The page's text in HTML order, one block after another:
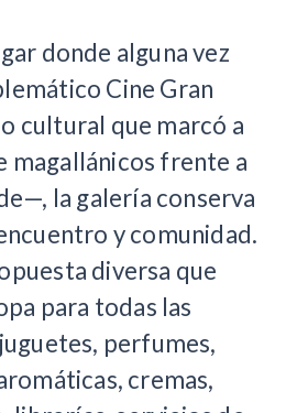
donde alguna vez
Cine Gran
cultural que marcó a
magallánicos frente a
la galería conserva
y comunidad.
diversa que
para todas las
perfumes,
cremas,